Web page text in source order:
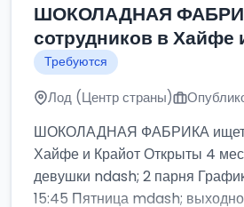
ШОКОЛАДНАЯ
сотрудников в Хайфе
Требуются
Лод (Центр страны)
ШОКОЛАДНАЯ ФАБРИКА ищет
Хайфе и Крайот Открыты 4
девушки ndash; 2 парня
15:45 Пятница mdash;